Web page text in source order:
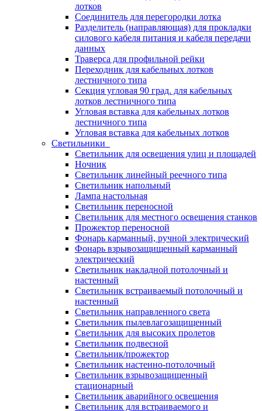
лотков
Соединитель для перегородки лотка
Разделитель (направляющая) для прокладки
силового кабеля питания и кабеля передачи
данных
Траверса для профильной рейки
Переходник для кабельных лотков
лестничного типа
Секция угловая 90 град. для кабельных
лотков лестничного типа
Угловая вставка для кабельных лотков
лестничного типа
Угловая вставка для кабельных лотков
Светильники
Светильник для освещения улиц и площадей
Ночник
Светильник линейный реечного типа
Светильник напольный
Лампа настольная
Светильник переносной
Светильник для местного освещения станков
Прожектор переносной
Фонарь карманный, ручной электрический
Фонарь взрывозащищенный карманный
электрический
Светильник накладной потолочный и
настенный
Светильник встраиваемый потолочный и
настенный
Светильник направленного света
Светильник пылевлагозащищенный
Светильник для высоких пролетов
Светильник подвесной
Светильник/прожектор
Светильник настенно-потолочный
Светильник взрывозащищенный
стационарный
Светильник аварийного освещения
Светильник для встраиваемого и